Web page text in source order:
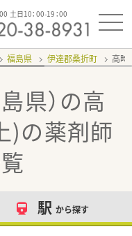
土日10：00-19：00
福島県 伊達郡桑折町 高時
県）の高
)の薬剤師
駅 から探す